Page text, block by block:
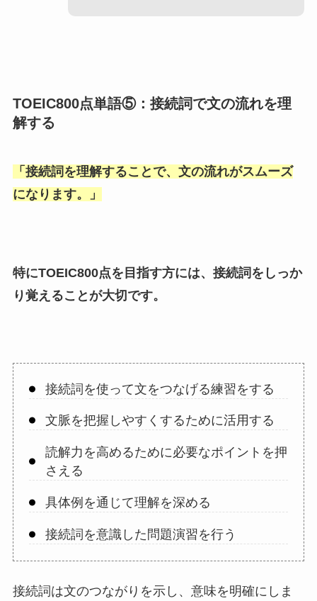
TOEIC800点単語⑤：接続詞で文の流れを理
解する
「 接続詞を理解することで、文の流れがスムーズ
になります。
」
特にTOEIC800点を目指す方には、接続詞をしっか
り覚えることが大切です。
接続詞を使って文をつなげる練習をする
文脈を把握しやすくするために活用する
読解力を高めるために必要なポイントを押
さえる
具体例を通じて理解を深める
接続詞を意識した問題演習を行う
接続詞は文のつながりを示し、意味を明確にしま